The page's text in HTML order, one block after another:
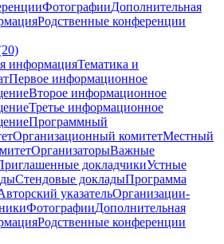
ФотографииДополнительная
Родственные конференции
информацияТематика и
Первое информационное
Второе информационное
Третье информационное
Программный
Организационный комитетМестный
ОрганизаторыВажные
докладчикиУстные
Стендовые докладыПрограмма
указательОрганизации-
ФотографииДополнительная
Родственные конференции